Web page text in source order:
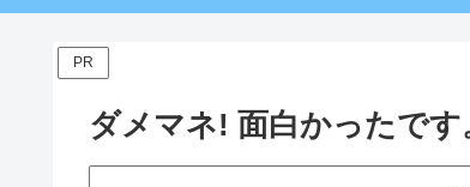
PR
ダメマネ! 面白かったです